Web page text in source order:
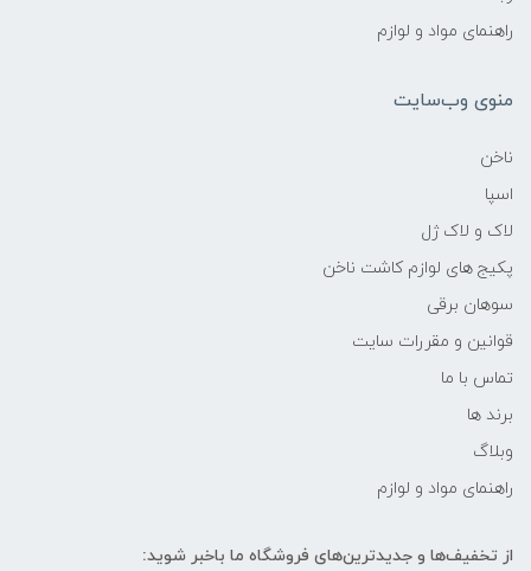
راهنمای مواد و لوازم
منوی وب‌سایت
ناخن
اسپا
لاک و لاک ژل
پکیج های لوازم کاشت ناخن
سوهان برقی
قوانین و مقررات سایت
تماس با ما
برند ها
وبلاگ
راهنمای مواد و لوازم
از تخفیف‌ها و جدیدترین‌های فروشگاه ما باخبر شوید: